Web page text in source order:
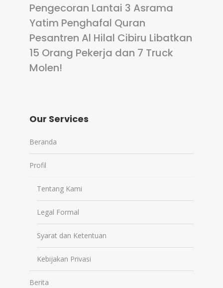
Pengecoran Lantai 3 Asrama
Yatim Penghafal Quran
Pesantren Al Hilal Cibiru Libatkan
15 Orang Pekerja dan 7 Truck
Molen!
Our Services
Beranda
Profil
Tentang Kami
Legal Formal
Syarat dan Ketentuan
Kebijakan Privasi
Berita